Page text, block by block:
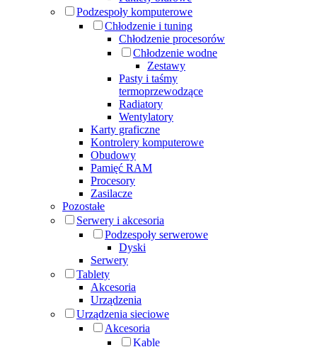
Podzespoły komputerowe
Chłodzenie i tuning
Chłodzenie procesorów
Chłodzenie wodne
Zestawy
Pasty i taśmy
termoprzewodzące
Radiatory
Wentylatory
Karty graficzne
Kontrolery komputerowe
Obudowy
Pamięć RAM
Procesory
Zasilacze
Pozostałe
Serwery i akcesoria
Podzespoły serwerowe
Dyski
Serwery
Tablety
Akcesoria
Urządzenia
Urządzenia sieciowe
Akcesoria
Kable